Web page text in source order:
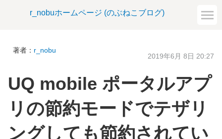
r_nobuホームページ (のぶねこブログ)
著者： r_nobu
2019年6月 8日 20:27
UQ mobile ポータルアプ
リの節約モードでテザリ
ングしても節約されてい